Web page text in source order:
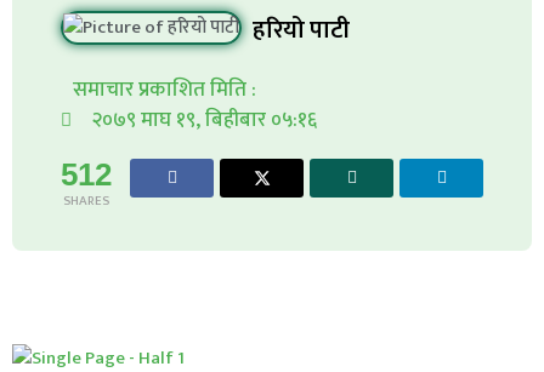
हरियो पाटी
समाचार प्रकाशित मिति :
२०७९ माघ १९, बिहीबार ०५:१६
512
SHARES